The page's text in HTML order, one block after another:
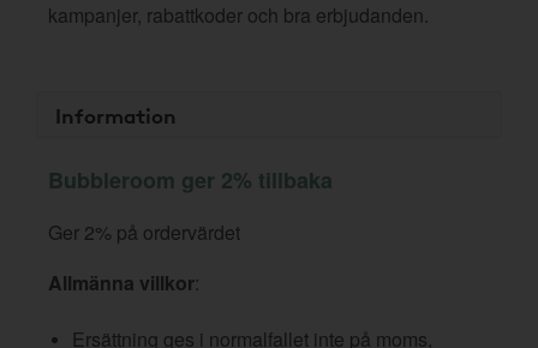
kampanjer, rabattkoder och bra erbjudanden.
Information
Bubbleroom ger 2% tillbaka
Ger 2% på ordervärdet
Allmänna villkor:
Ersättning ges i normalfallet inte på moms,